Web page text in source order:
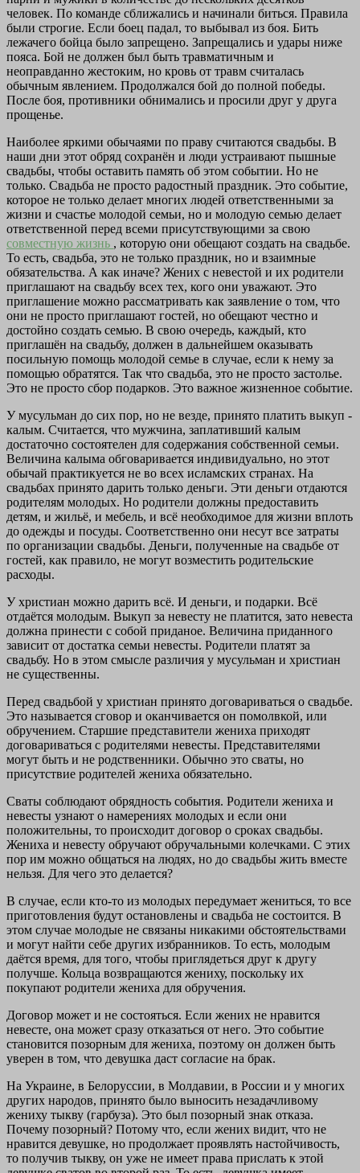
человек. По команде сближались и начинали биться. Правила
были строгие. Если боец падал, то выбывал из боя. Бить
лежачего бойца было запрещено. Запрещались и удары ниже
пояса. Бой не должен был быть травматичным и
неоправданно жестоким, но кровь от травм считалась
обычным явлением. Продолжался бой до полной победы.
После боя, противники обнимались и просили друг у друга
прощенье.
Наиболее яркими обычаями по праву считаются свадьбы. В
наши дни этот обряд сохранён и люди устраивают пышные
свадьбы, чтобы оставить память об этом событии. Но не
только. Свадьба не просто радостный праздник. Это событие,
которое не только делает многих людей ответственными за
жизни и счастье молодой семьи, но и молодую семью делает
ответственной перед всеми присутствующими за свою
совместную жизнь , которую они обещают создать на свадьбе.
То есть, свадьба, это не только праздник, но и взаимные
обязательства. А как иначе? Жених с невестой и их родители
приглашают на свадьбу всех тех, кого они уважают. Это
приглашение можно рассматривать как заявление о том, что
они не просто приглашают гостей, но обещают честно и
достойно создать семью. В свою очередь, каждый, кто
приглашён на свадьбу, должен в дальнейшем оказывать
посильную помощь молодой семье в случае, если к нему за
помощью обратятся. Так что свадьба, это не просто застолье.
Это не просто сбор подарков. Это важное жизненное событие.
У мусульман до сих пор, но не везде, принято платить выкуп -
калым. Считается, что мужчина, заплативший калым
достаточно состоятелен для содержания собственной семьи.
Величина калыма обговаривается индивидуально, но этот
обычай практикуется не во всех исламских странах. На
свадьбах принято дарить только деньги. Эти деньги отдаются
родителям молодых. Но родители должны предоставить
детям, и жильё, и мебель, и всё необходимое для жизни вплоть
до одежды и посуды. Соответственно они несут все затраты
по организации свадьбы. Деньги, полученные на свадьбе от
гостей, как правило, не могут возместить родительские
расходы.
У христиан можно дарить всё. И деньги, и подарки. Всё
отдаётся молодым. Выкуп за невесту не платится, зато невеста
должна принести с собой приданое. Величина приданного
зависит от достатка семьи невесты. Родители платят за
свадьбу. Но в этом смысле различия у мусульман и христиан
не существенны.
Перед свадьбой у христиан принято договариваться о свадьбе.
Это называется сговор и оканчивается он помолвкой, или
обручением. Старшие представители жениха приходят
договариваться с родителями невесты. Представителями
могут быть и не родственники. Обычно это сваты, но
присутствие родителей жениха обязательно.
Сваты соблюдают обрядность события. Родители жениха и
невесты узнают о намерениях молодых и если они
положительны, то происходит договор о сроках свадьбы.
Жениха и невесту обручают обручальными колечками. С этих
пор им можно общаться на людях, но до свадьбы жить вместе
нельзя. Для чего это делается?
В случае, если кто-то из молодых передумает жениться, то все
приготовления будут остановлены и свадьба не состоится. В
этом случае молодые не связаны никакими обстоятельствами
и могут найти себе других избранников. То есть, молодым
даётся время, для того, чтобы приглядеться друг к другу
получше. Кольца возвращаются жениху, поскольку их
покупают родители жениха для обручения.
Договор может и не состояться. Если жених не нравится
невесте, она может сразу отказаться от него. Это событие
становится позорным для жениха, поэтому он должен быть
уверен в том, что девушка даст согласие на брак.
На Украине, в Белоруссии, в Молдавии, в России и у многих
других народов, принято было выносить незадачливому
жениху тыкву (гарбуза). Это был позорный знак отказа.
Почему позорный? Потому что, если жених видит, что не
нравится девушке, но продолжает проявлять настойчивость,
то получив тыкву, он уже не имеет права прислать к этой